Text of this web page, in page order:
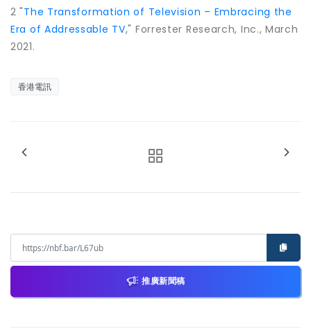
2 "The Transformation of Television – Embracing the
Era of Addressable TV," Forrester Research, Inc., March
2021.
香港電訊
推廣新聞稿